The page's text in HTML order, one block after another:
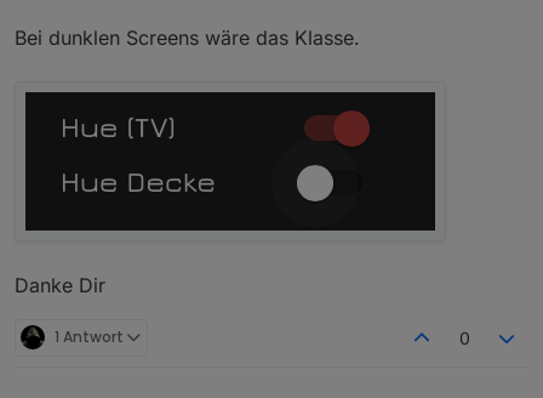
Bei dunklen Screens wäre das Klasse.
Danke Dir
1 Antwort 0